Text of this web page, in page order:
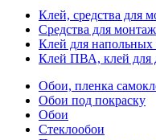
Клей, средства для
Средства для
Клей для
Клей ПВА, клей для
Обои, пленка
Обои под покраску
Обои
Стеклообои